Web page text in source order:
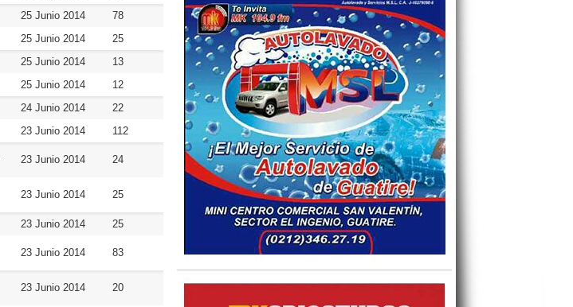
25 Junio 2014
78
25 Junio 2014
25
25 Junio 2014
13
25 Junio 2014
12
24 Junio 2014
22
23 Junio 2014
112
23 Junio 2014 24
23 Junio 2014 25
23 Junio 2014
25
23 Junio 2014 83
23 Junio 2014 20